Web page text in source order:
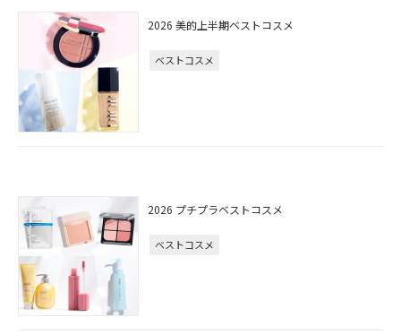
2026 美的上半期ベストコスメ
ベストコスメ
2026 プチプラベストコスメ
ベストコスメ